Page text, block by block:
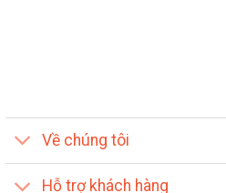
Về chúng tôi
Hỗ trợ khách hàng